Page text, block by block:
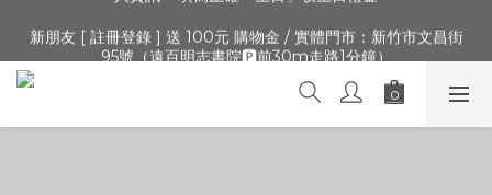
人資訊 > 填寫正確「生日」收生日禮金
新朋友 [ 註冊登錄 ] 送 100元 購物金 / 實體門市：新竹市文昌街
95號（遠百明志書院🅿️前30m走路1分鐘）
🔺「會員制」新開張,加入會員,全通路可累積紅利 >登入官網 > 個